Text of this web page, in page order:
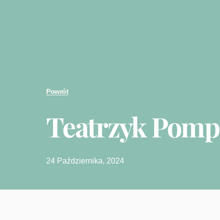
Powrót
Teatrzyk
24 Października, 2024